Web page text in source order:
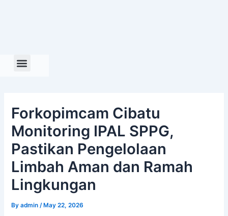
Forkopimcam Cibatu
Monitoring IPAL SPPG,
Pastikan Pengelolaan
Limbah Aman dan Ramah
Lingkungan
Byadmin /May 22, 2026